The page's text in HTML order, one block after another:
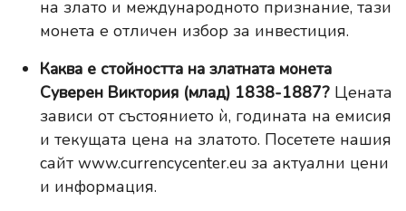
на злато и международното признание, тази
монета е отличен избор за инвестиция.
Каква е стойността на златната монета
Суверен Виктория (млад) 1838-1887? Цената
зависи от състоянието ѝ, годината на емисия
и текущата цена на златото. Посетете нашия
сайт www.currencycenter.eu за актуални цени
и информация.